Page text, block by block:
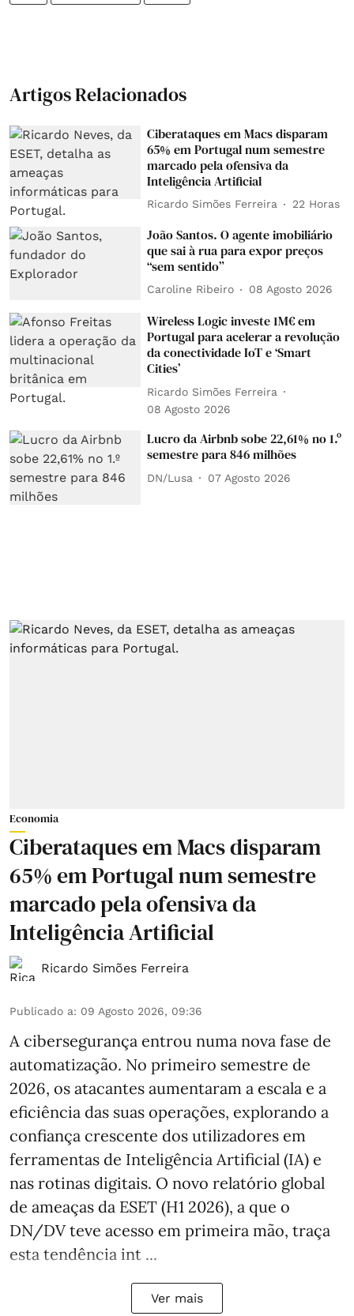
Artigos Relacionados
Ciberataques em Macs disparam
65% em Portugal num semestre
marcado pela ofensiva da
Inteligência Artificial
Ricardo Simões Ferreira 22 Horas
João Santos. O agente imobiliário
que sai à rua para expor preços
“sem sentido”
Caroline Ribeiro 08 Agosto 2026
Wireless Logic investe 1M€ em
Portugal para acelerar a revolução
da conectividade IoT e ‘Smart
Cities’
Ricardo Simões Ferreira
08 Agosto 2026
Lucro da Airbnb sobe 22,61% no 1.º
semestre para 846 milhões
DN/Lusa 07 Agosto 2026
Economia
Ciberataques em Macs disparam
65% em Portugal num semestre
marcado pela ofensiva da
Inteligência Artificial
Ricardo Simões Ferreira
Publicado a: 09 Agosto 2026, 09:36
A cibersegurança entrou numa nova fase de
automatização. No primeiro semestre de
2026, os atacantes aumentaram a escala e a
eficiência das suas operações, explorando a
confiança crescente dos utilizadores em
ferramentas de Inteligência Artificial (IA) e
nas rotinas digitais. O novo relatório global
de ameaças da ESET (H1 2026), a que o
DN/DV teve acesso em primeira mão, traça
esta tendência int ...
Ver mais